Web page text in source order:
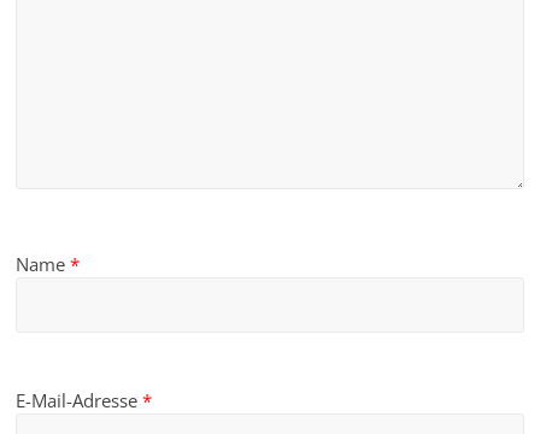
Name*
E-Mail-Adresse*